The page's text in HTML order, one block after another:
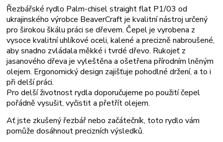
Řezbářské rydlo Palm-chisel straight flat P1/03 od
ukrajinského výrobce BeaverCraft je kvalitní nástroj určený
pro širokou škálu práci se dřevem. Čepel je vyrobena z
vysoce kvalitní uhlíkové oceli, kalené a precizně nabroušené,
aby snadno zvládala měkké i tvrdé dřevo. Rukojeť z
jasanového dřeva je vyleštěna a ošetřena přírodním lněným
olejem. Ergonomický design zajišťuje pohodlné držení, a to i
při delší práci.
Pro delší životnost rydla doporučujeme po použití čepel
pořádně vysušit, vyčistit a přetřít olejem.
Ať jste zkušený řezbář nebo začátečník, toto rydlo vám
pomůže dosáhnout precizních výsledků.